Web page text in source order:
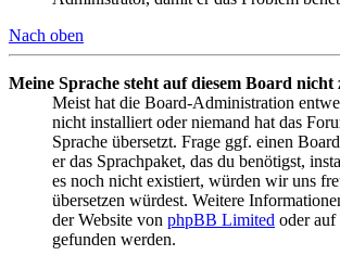
Nach oben
Meine Sprache steht auf diesem Board
Meist hat die Board-Administration
nicht installiert oder niemand hat das
Sprache übersetzt. Frage ggf. einen
er das Sprachpaket, das du benötigst,
es noch nicht existiert, würden wir uns
übersetzen würdest. Weitere
der Website von phpBB Limited oder auf
gefunden werden.